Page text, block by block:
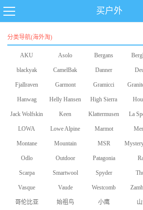
买户外
分类导航(海外淘)
AKU Asolo Bergans
blackyak CamelBak Danner
Fjallraven Garmont Gramicci
Hanwag Helly Hansen High Sierra
Jack Wolfskin Keen Klattermusen La
LOWA Lowe Alpine Marmot
Montane Mountain
Equipment
MSR
Odlo Outdoor
Research
Patagonia
Scarpa Smartwool Spyder
Vasque Vaude Westcomb
哥伦比亚 始祖鸟 小鹰